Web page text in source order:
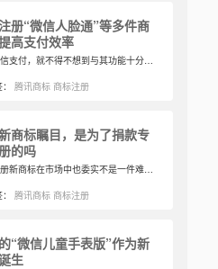
册“微信人脸通”等多件商
高支付效率
说到微信支付，就不得不想到与其功能十分接近的支付宝支付。作为两种在社会生活中常用的支付方式，已然齐头并进很多年，而且似乎还是井水不犯河水的状态。不过关于支付的功能，微信支付与支付宝支付都产生了多种形式。
：腾讯商标 商标注册
商标瞩目，是为了捐款专
的吗
腾讯注册新商标在市场中也委实不是一件难得的事情了，因为不管是商标还是专利，在了解了知识产权的利害关系后，腾讯就对此有一种执着。其实想来也是，毕竟其旗下有很多的商品以及服务，所以要注意的一定也就更多，商标注册这几乎是常有的事，一是为保护，二是为防御。
：腾讯商标 商标注册
“微信儿童手表版”作为新
生